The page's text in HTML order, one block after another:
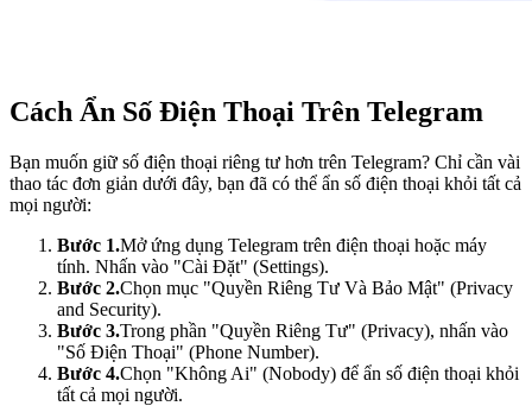
Cách Ẩn Số Điện Thoại Trên Telegram
Bạn muốn giữ số điện thoại riêng tư hơn trên Telegram? Chỉ cần vài
thao tác đơn giản dưới đây, bạn đã có thể ẩn số điện thoại khỏi tất cả
mọi người:
Bước 1.Mở ứng dụng Telegram trên điện thoại hoặc máy
tính. Nhấn vào "Cài Đặt" (Settings).
Bước 2.Chọn mục "Quyền Riêng Tư Và Bảo Mật" (Privacy
and Security).
Bước 3.Trong phần "Quyền Riêng Tư" (Privacy), nhấn vào
"Số Điện Thoại" (Phone Number).
Bước 4.Chọn "Không Ai" (Nobody) để ẩn số điện thoại khỏi
tất cả mọi người.